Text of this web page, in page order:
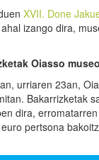
XVII. Done
izango dira,
Oiasso
urriaren 23an,
Bakarrizketak
dira,
pertsona